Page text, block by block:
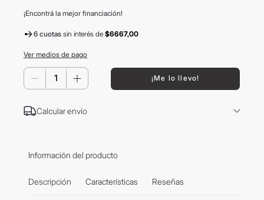
¡Encontrá la mejor financiación!
6 cuotas sin interésde $6667,00
Ver medios de pago
＋
－ ¡Me lo llevo!
Calcular envío
Información del producto
Descripción Características Reseñas
10. termo